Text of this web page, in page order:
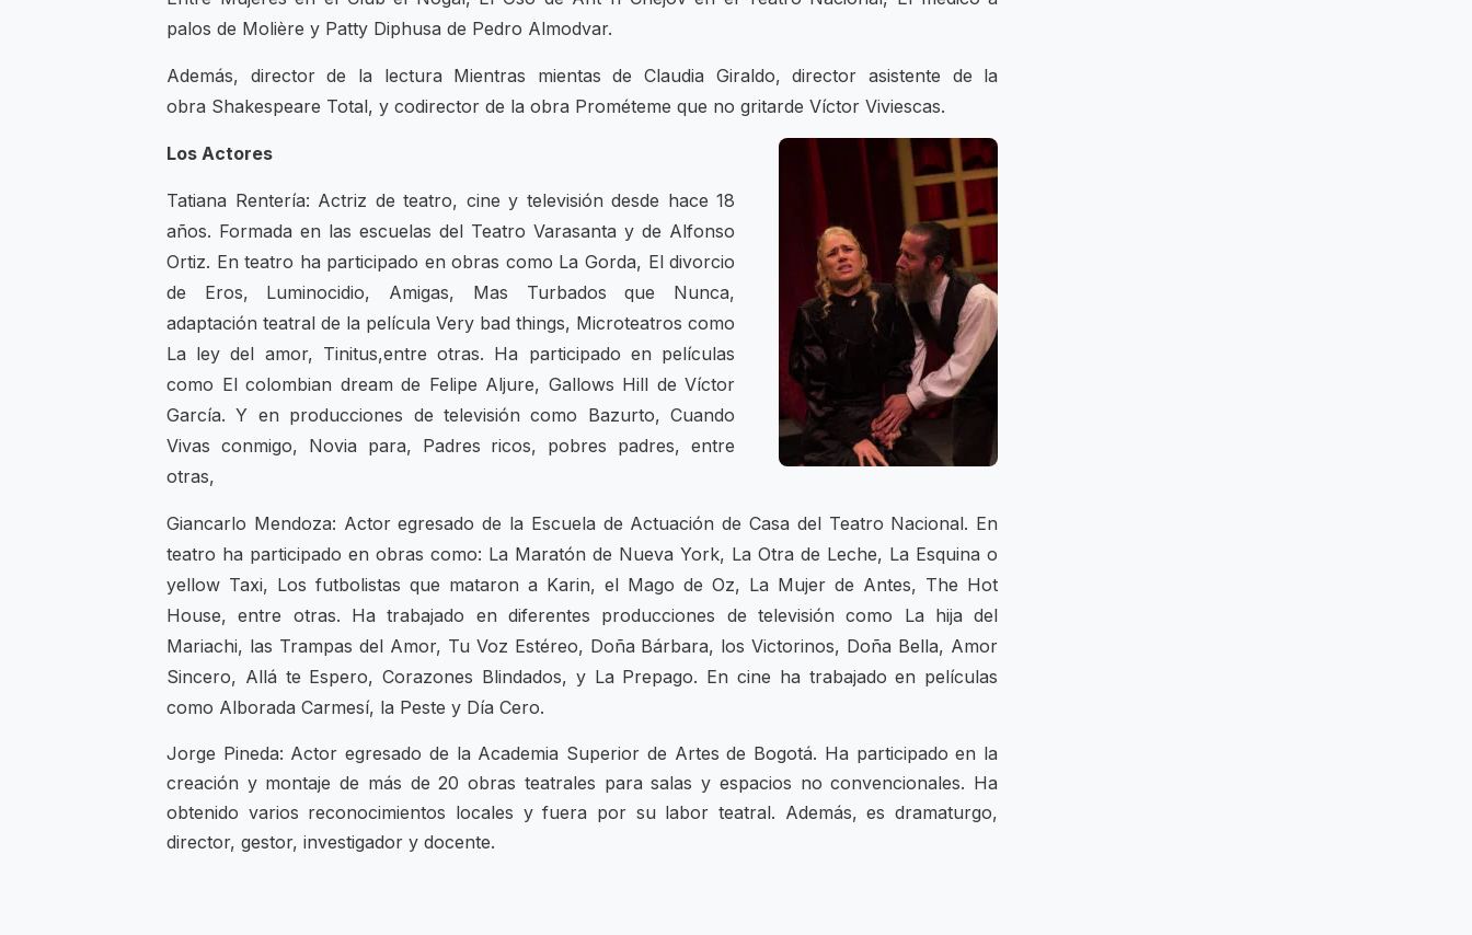
palos de Molière y Patty Diphusa de Pedro Almodvar.
Además, director de la lectura Mientras mientas de Claudia Giraldo, director asistente de la
obra Shakespeare Total, y codirector de la obra Prométeme que no gritarde Víctor Viviescas.
Los Actores
Tatiana Rentería: Actriz de teatro, cine y televisión desde hace 18
años. Formada en las escuelas del Teatro Varasanta y de Alfonso
Ortiz. En teatro ha participado en obras como La Gorda, El divorcio
de Eros, Luminocidio, Amigas, Mas Turbados que Nunca,
adaptación teatral de la película Very bad things, Microteatros como
La ley del amor, Tinitus,entre otras. Ha participado en películas
como El colombian dream de Felipe Aljure, Gallows Hill de Víctor
García. Y en producciones de televisión como Bazurto, Cuando
Vivas conmigo, Novia para, Padres ricos, pobres padres, entre
otras,
Giancarlo Mendoza: Actor egresado de la Escuela de Actuación de Casa del Teatro Nacional. En
teatro ha participado en obras como: La Maratón de Nueva York, La Otra de Leche, La Esquina o
yellow Taxi, Los futbolistas que mataron a Karin, el Mago de Oz, La Mujer de Antes, The Hot
House, entre otras. Ha trabajado en diferentes producciones de televisión como La hija del
Mariachi, las Trampas del Amor, Tu Voz Estéreo, Doña Bárbara, los Victorinos, Doña Bella, Amor
Sincero, Allá te Espero, Corazones Blindados, y La Prepago. En cine ha trabajado en películas
como Alborada Carmesí, la Peste y Día Cero.
Jorge Pineda: Actor egresado de la Academia Superior de Artes de Bogotá. Ha participado en la
creación y montaje de más de 20 obras teatrales para salas y espacios no convencionales. Ha
obtenido varios reconocimientos locales y fuera por su labor teatral. Además, es dramaturgo,
director, gestor, investigador y docente.